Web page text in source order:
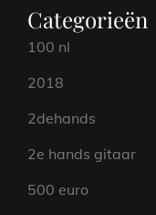
Categorieën
100 nl
2018
2dehands
2e hands gitaar
500 euro